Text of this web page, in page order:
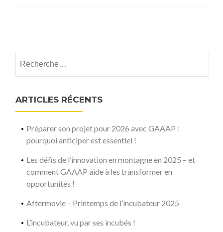
ARTICLES RÉCENTS
Préparer son projet pour 2026 avec GAAAP :
pourquoi anticiper est essentiel !
Les défis de l’innovation en montagne en 2025 – et
comment GAAAP aide à les transformer en
opportunités !
Aftermovie – Printemps de l’incubateur 2025
L’incubateur, vu par ses incubés !